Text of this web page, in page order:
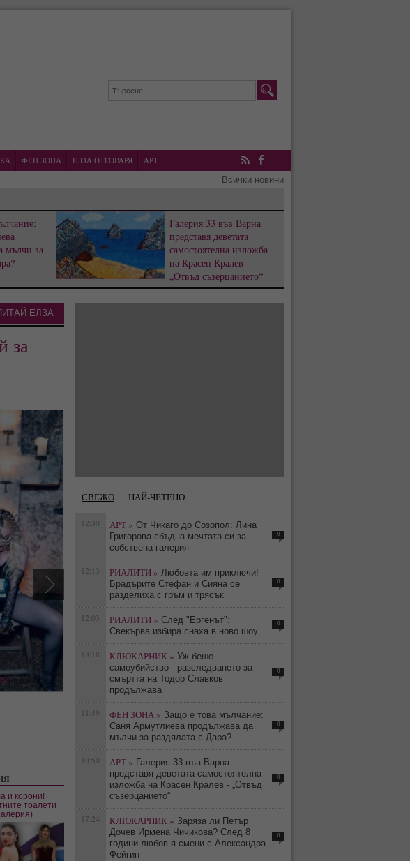
ФЕН ЗОНА ЕЛЗА ОТГОВАРЯ
АРТ
RSS Facebook
Всички новини
мълчи за
Галерия 33 във Варна
представя деветата
самостоятелна изложба
на Красен Кралев -
„Отвъд съзерцанието“
за
и корони!
тоалети
ЕЛЗА
СВЕЖО НАЙ-ЧЕТЕНО
12:30 АРТ » От Чикаго до Созопол: Лина
Григорова сбъдна мечтата си за
собствена галерия
0
12:13 РИАЛИТИ » Любовта им приключи!
Брадърите Стефан и Сияна се
разделиха с гръм и трясък
0
12:03 РИАЛИТИ » След "Ергенът":
Свекърва избира снаха в ново шоу
0
13:18 КЛЮКАРНИК » Уж беше
самоубийство - разследването за
смъртта на Тодор Славков
продължава
0
11:49 ФЕН ЗОНА » Защо е това мълчание:
Саня Армутлиева продължава да
мълчи за раздялата с Дара?
0
10:50 АРТ » Галерия 33 във Варна
представя деветата самостоятелна
изложба на Красен Кралев - „Отвъд
съзерцанието“
0
17:24 КЛЮКАРНИК » Заряза ли Петър
Дочев Ирмена Чичикова? След 8
години любов я смени с Александра
Фейгин
0